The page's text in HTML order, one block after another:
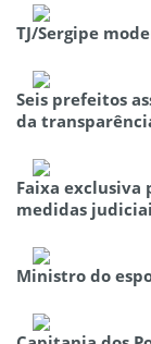
TJ/Sergipe
Seis prefeitos
da
Faixa exclusiva
medidas
Ministro do